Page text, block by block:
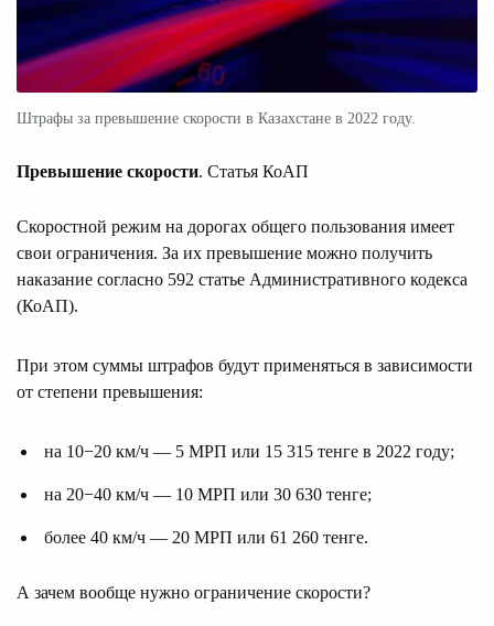
Штрафы за превышение скорости в Казахстане в 2022 году.
Превышение скорости. Статья КоАП
Скоростной режим на дорогах общего пользования имеет
свои ограничения. За их превышение можно получить
наказание согласно 592 статье Административного кодекса
(КоАП).
При этом суммы штрафов будут применяться в зависимости
от степени превышения:
на 10−20 км/ч — 5 МРП или 15 315 тенге в 2022 году;
на 20−40 км/ч — 10 МРП или 30 630 тенге;
более 40 км/ч — 20 МРП или 61 260 тенге.
А зачем вообще нужно ограничение скорости?